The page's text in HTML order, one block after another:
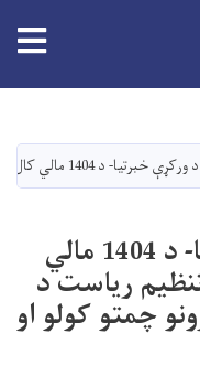
تلو د چارو د تنظیم ریاست د (15) پایو لپ‌ټاپ کمپیوټرونو چمتو کولو او تدارک پروژه
د قرار داد د ورکړې خبرتیا- د 1404 مالي
ریاست د
چمتو کولو او